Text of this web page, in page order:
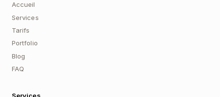
Accueil
Services
Tarifs
Portfolio
Blog
FAQ